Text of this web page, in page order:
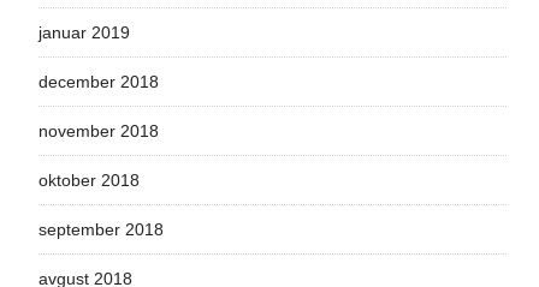
januar 2019
december 2018
november 2018
oktober 2018
september 2018
avgust 2018